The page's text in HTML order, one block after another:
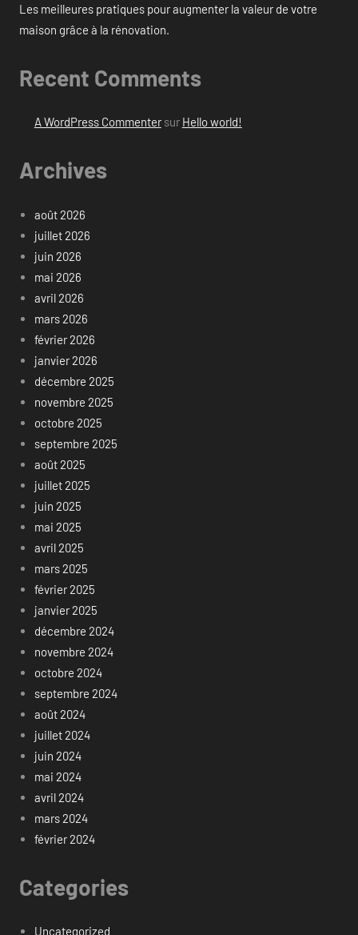
Les meilleures pratiques pour augmenter la valeur de votre
maison grâce à la rénovation.
Recent Comments
A WordPress Commentersur Hello world!
Archives
août 2026
juillet 2026
juin 2026
mai 2026
avril 2026
mars 2026
février 2026
janvier 2026
décembre 2025
novembre 2025
octobre 2025
septembre 2025
août 2025
juillet 2025
juin 2025
mai 2025
avril 2025
mars 2025
février 2025
janvier 2025
décembre 2024
novembre 2024
octobre 2024
septembre 2024
août 2024
juillet 2024
juin 2024
mai 2024
avril 2024
mars 2024
février 2024
Categories
Uncategorized